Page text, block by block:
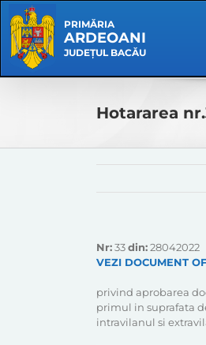
content
Navigation
PRIMĂRIA
ARDEOANI
JUDEȚUL BACĂU
Hotararea
Nr:33din:28042022
VEZI DOCUMENT
privind aprobarea
primul in suprafata
intravilanul si